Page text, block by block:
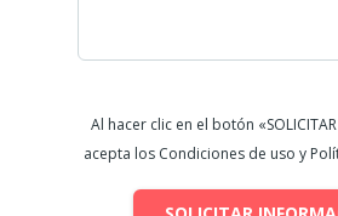
Al hacer clic en el botón «SOLICITAR
acepta los Condiciones de uso y